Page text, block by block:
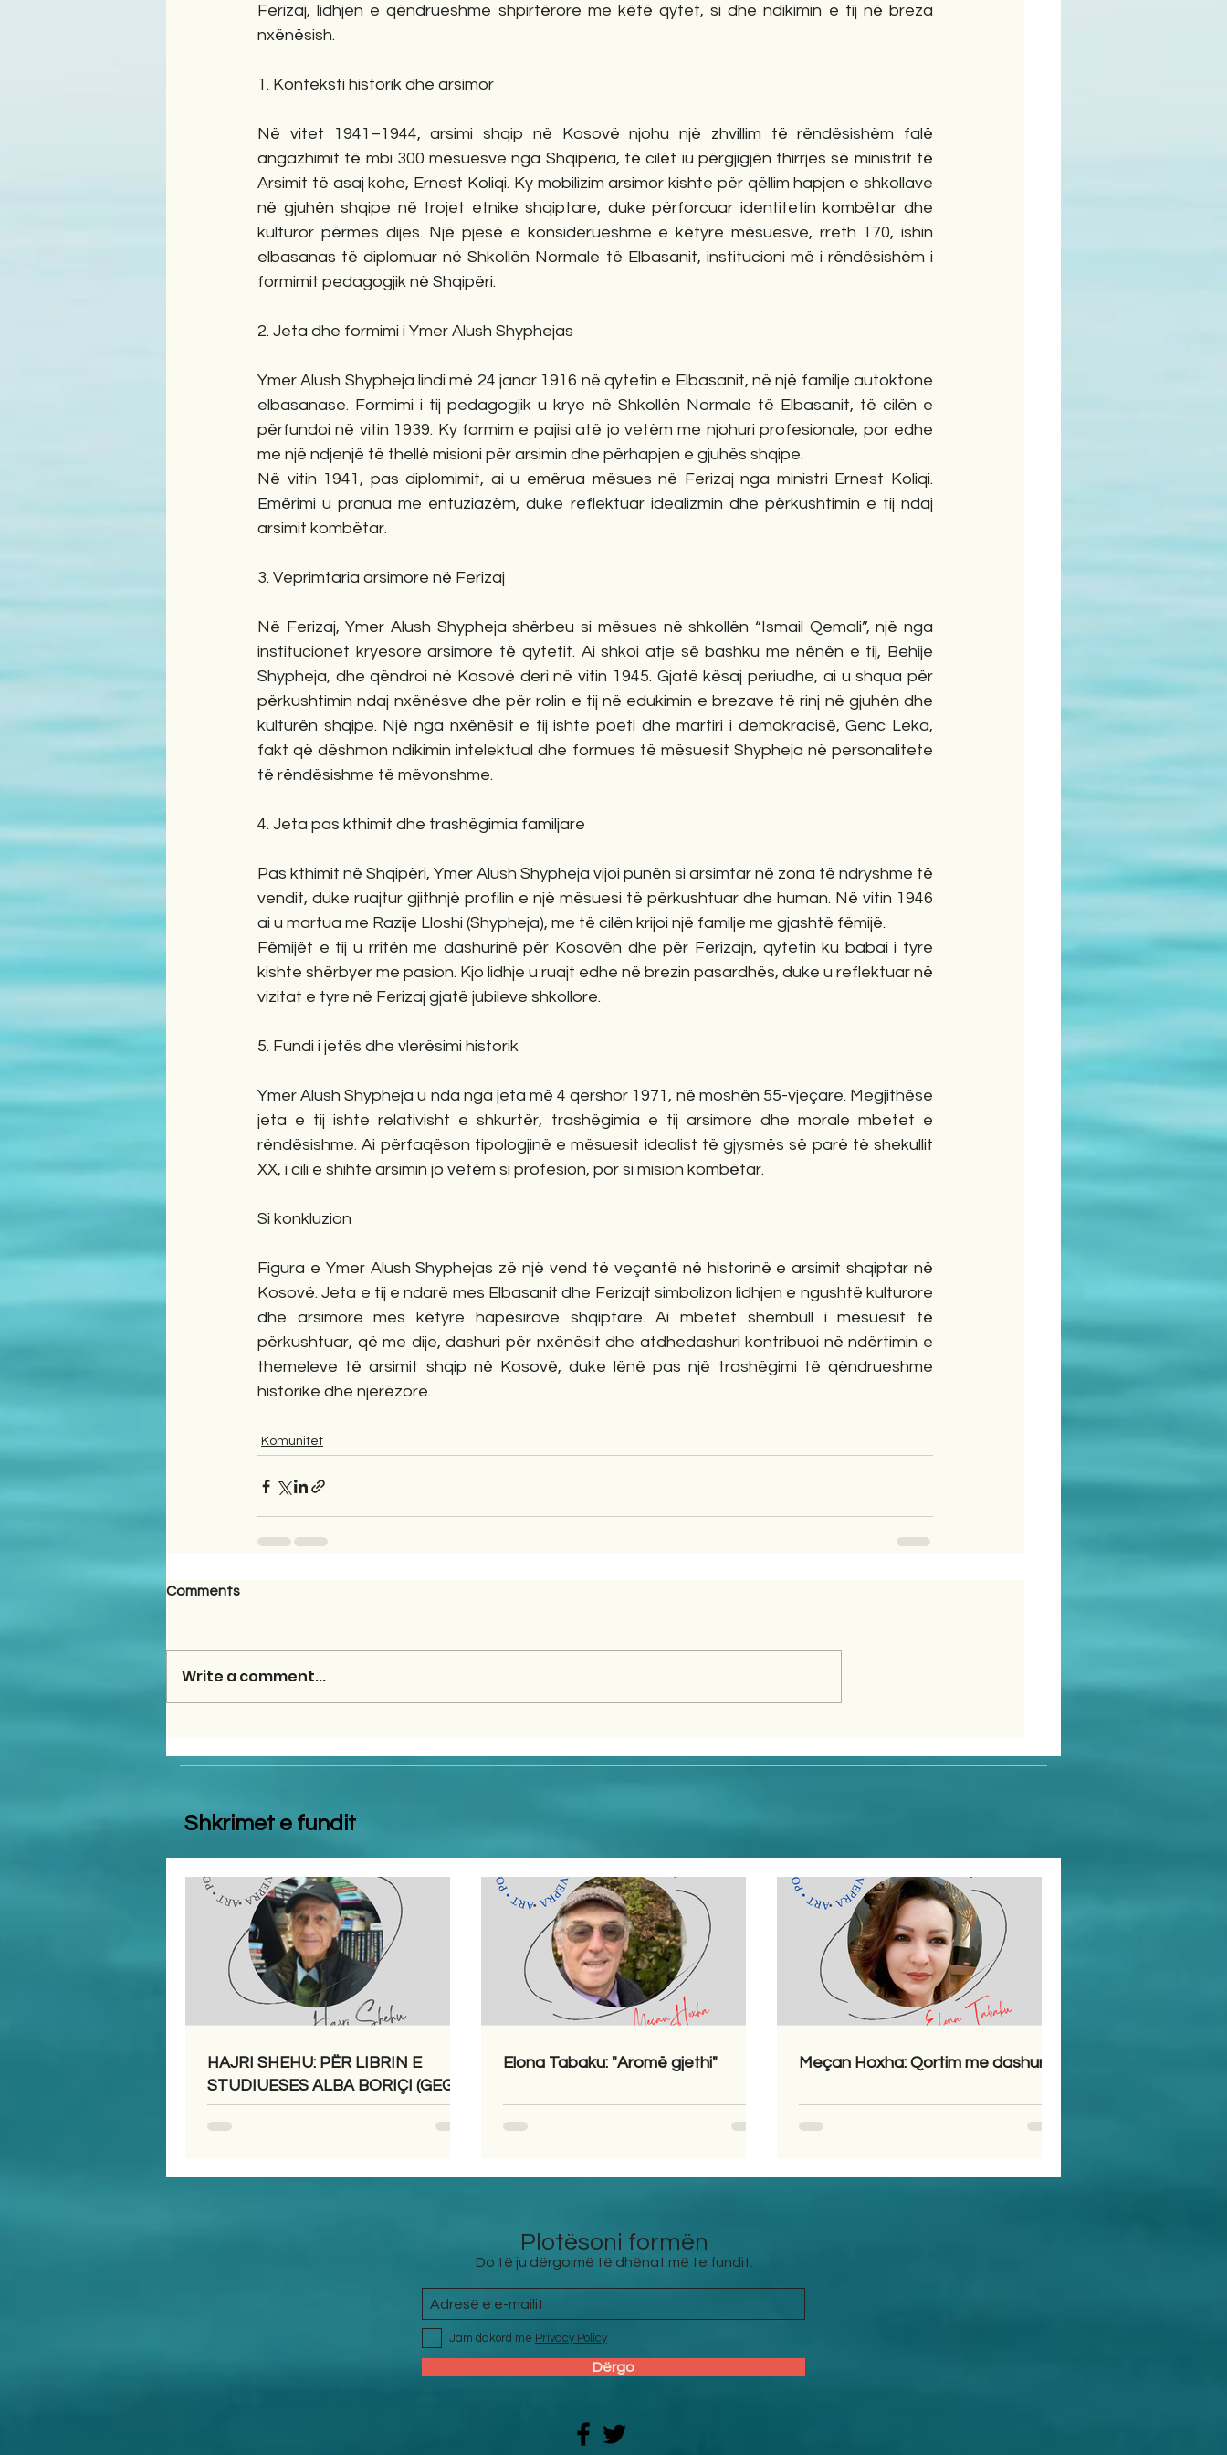
Ferizaj, lidhjen e qëndrueshme shpirtërore me këtë qytet, si dhe ndikimin e tij në breza
nxënësish.
1. Konteksti historik dhe arsimor
Në vitet 1941–1944, arsimi shqip në Kosovë njohu një zhvillim të rëndësishëm falë
angazhimit të mbi 300 mësuesve nga Shqipëria, të cilët iu përgjigjën thirrjes së ministrit të
Arsimit të asaj kohe, Ernest Koliqi. Ky mobilizim arsimor kishte për qëllim hapjen e shkollave
në gjuhën shqipe në trojet etnike shqiptare, duke përforcuar identitetin kombëtar dhe
kulturor përmes dijes. Një pjesë e konsiderueshme e këtyre mësuesve, rreth 170, ishin
elbasanas të diplomuar në Shkollën Normale të Elbasanit, institucioni më i rëndësishëm i
formimit pedagogjik në Shqipëri.
2. Jeta dhe formimi i Ymer Alush Shyphejas
Ymer Alush Shypheja lindi më 24 janar 1916 në qytetin e Elbasanit, në një familje autoktone
elbasanase. Formimi i tij pedagogjik u krye në Shkollën Normale të Elbasanit, të cilën e
përfundoi në vitin 1939. Ky formim e pajisi atë jo vetëm me njohuri profesionale, por edhe
me një ndjenjë të thellë misioni për arsimin dhe përhapjen e gjuhës shqipe.
Në vitin 1941, pas diplomimit, ai u emërua mësues në Ferizaj nga ministri Ernest Koliqi.
Emërimi u pranua me entuziazëm, duke reflektuar idealizmin dhe përkushtimin e tij ndaj
arsimit kombëtar.
3. Veprimtaria arsimore në Ferizaj
Në Ferizaj, Ymer Alush Shypheja shërbeu si mësues në shkollën “Ismail Qemali”, një nga
institucionet kryesore arsimore të qytetit. Ai shkoi atje së bashku me nënën e tij, Behije
Shypheja, dhe qëndroi në Kosovë deri në vitin 1945. Gjatë kësaj periudhe, ai u shqua për
përkushtimin ndaj nxënësve dhe për rolin e tij në edukimin e brezave të rinj në gjuhën dhe
kulturën shqipe. Një nga nxënësit e tij ishte poeti dhe martiri i demokracisë, Genc Leka,
fakt që dëshmon ndikimin intelektual dhe formues të mësuesit Shypheja në personalitete
të rëndësishme të mëvonshme.
4. Jeta pas kthimit dhe trashëgimia familjare
Pas kthimit në Shqipëri, Ymer Alush Shypheja vijoi punën si arsimtar në zona të ndryshme të
vendit, duke ruajtur gjithnjë profilin e një mësuesi të përkushtuar dhe human. Në vitin 1946
ai u martua me Razije Lloshi (Shypheja), me të cilën krijoi një familje me gjashtë fëmijë.
Fëmijët e tij u rritën me dashurinë për Kosovën dhe për Ferizajn, qytetin ku babai i tyre
kishte shërbyer me pasion. Kjo lidhje u ruajt edhe në brezin pasardhës, duke u reflektuar në
vizitat e tyre në Ferizaj gjatë jubileve shkollore.
5. Fundi i jetës dhe vlerësimi historik
Ymer Alush Shypheja u nda nga jeta më 4 qershor 1971, në moshën 55-vjeçare. Megjithëse
jeta e tij ishte relativisht e shkurtër, trashëgimia e tij arsimore dhe morale mbetet e
rëndësishme. Ai përfaqëson tipologjinë e mësuesit idealist të gjysmës së parë të shekullit
XX, i cili e shihte arsimin jo vetëm si profesion, por si mision kombëtar.
Si konkluzion
Figura e Ymer Alush Shyphejas zë një vend të veçantë në historinë e arsimit shqiptar në
Kosovë. Jeta e tij e ndarë mes Elbasanit dhe Ferizajt simbolizon lidhjen e ngushtë kulturore
dhe arsimore mes këtyre hapësirave shqiptare. Ai mbetet shembull i mësuesit të
përkushtuar, që me dije, dashuri për nxënësit dhe atdhedashuri kontribuoi në ndërtimin e
themeleve të arsimit shqip në Kosovë, duke lënë pas një trashëgimi të qëndrueshme
historike dhe njerëzore.
Komunitet
Comments
Write a comment...
Shkrimet e fundit
HAJRI SHEHU: PËR LIBRIN E
STUDIUESES ALBA BORIÇI (GEGA)
Elona Tabaku: "Aromë gjethi" Meçan Hoxha: Qortim me dashuri
Plotësoni formën
Do të ju dërgojmë të dhënat më te fundit.
Jam dakord me Privacy Policy
Dërgo